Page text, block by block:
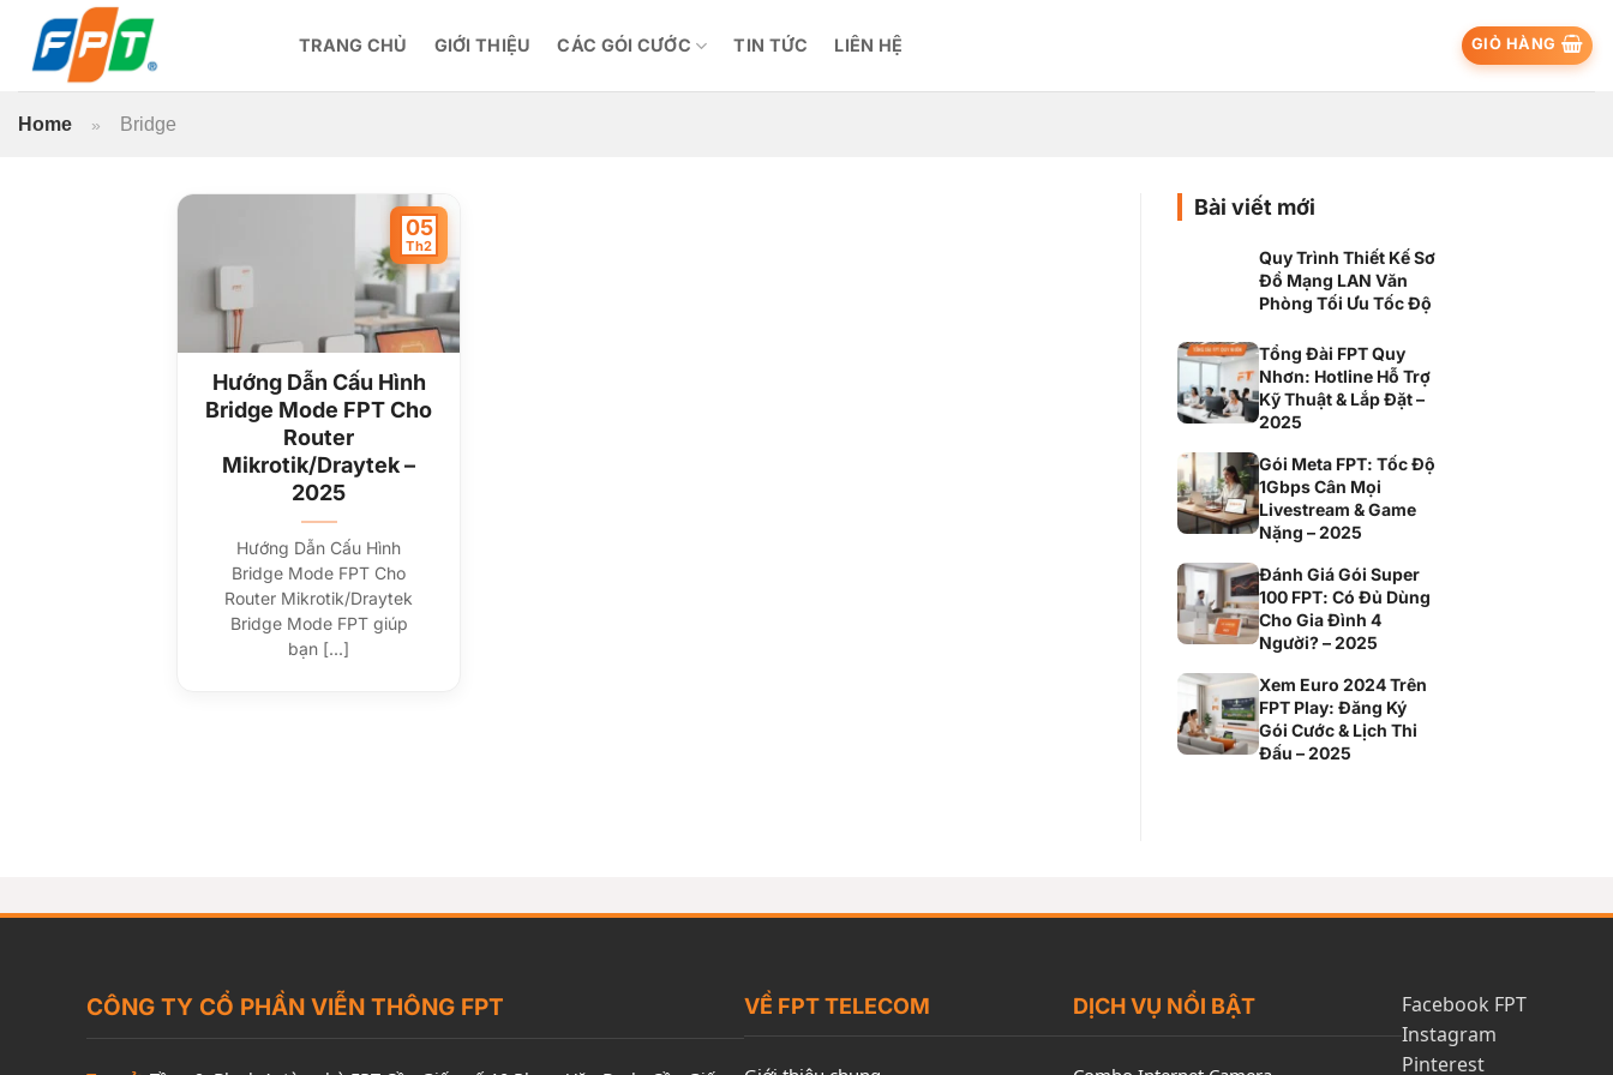
TRANG CHỦ GIỚI THIỆU CÁC GÓI CƯỚC TIN TỨC LIÊN HỆ GIỎ HÀNG
Home » Bridge
Hướng Dẫn Cấu Hình
Bridge Mode FPT Cho
Router
Mikrotik/Draytek –
2025
Hướng Dẫn Cấu Hình
Bridge Mode FPT Cho
Router Mikrotik/Draytek
Bridge Mode FPT giúp
bạn [...]
05
Th2
Bài viết mới
Quy Trình Thiết Kế Sơ
Đồ Mạng LAN Văn
Phòng Tối Ưu Tốc Độ
Tổng Đài FPT Quy
Nhơn: Hotline Hỗ Trợ
Kỹ Thuật & Lắp Đặt –
2025
Gói Meta FPT: Tốc Độ
1Gbps Cân Mọi
Livestream & Game
Nặng – 2025
Đánh Giá Gói Super
100 FPT: Có Đủ Dùng
Cho Gia Đình 4
Người? – 2025
Xem Euro 2024 Trên
FPT Play: Đăng Ký
Gói Cước & Lịch Thi
Đấu – 2025
CÔNG TY CỔ PHẦN VIỄN THÔNG FPT VỀ FPT TELECOM DỊCH VỤ NỔI BẬT
Facebook FPT
Instagram
Pinterest